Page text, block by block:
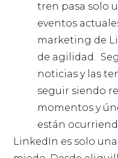
tren pasa solo
eventos
marketing de
de agilidad.
noticias y las
seguir siendo
momentos y
están
LinkedIn es solo